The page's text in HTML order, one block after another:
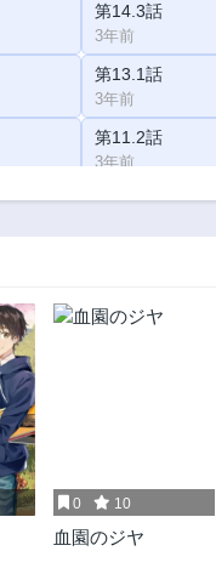
第14.3話
3年前
第13.1話
3年前
第11.2話
3年前
第9.1話
第5.3話
0 10
血園のジヤ